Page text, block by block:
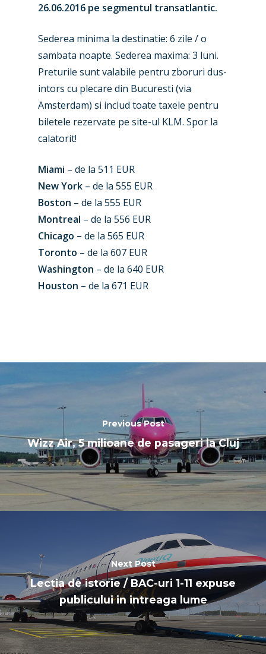
26.06.2016 pe segmentul transatlantic.
Sederea minima la destinatie: 6 zile / o
sambata noapte. Sederea maxima: 3 luni.
Preturile sunt valabile pentru zboruri dus-
intors cu plecare din Bucuresti (via
Amsterdam) si includ toate taxele pentru
biletele rezervate pe site-ul KLM. Spor la
calatorit!
Miami – de la 511 EUR
New York – de la 555 EUR
Boston – de la 555 EUR
Montreal – de la 556 EUR
Chicago – de la 565 EUR
Toronto – de la 607 EUR
Washington – de la 640 EUR
Houston – de la 671 EUR
Previous Post
Wizz Air, 5 milioane de pasageri la Cluj
Next Post
Lectia de istorie / BAC-uri 1-11 expuse
publicului in intreaga lume
New Routes
Industry
Accidents / Incidents
Airshows